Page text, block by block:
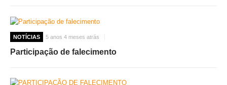
NOTÍCIAS 5 anos 4 meses atrás
Participação de falecimento